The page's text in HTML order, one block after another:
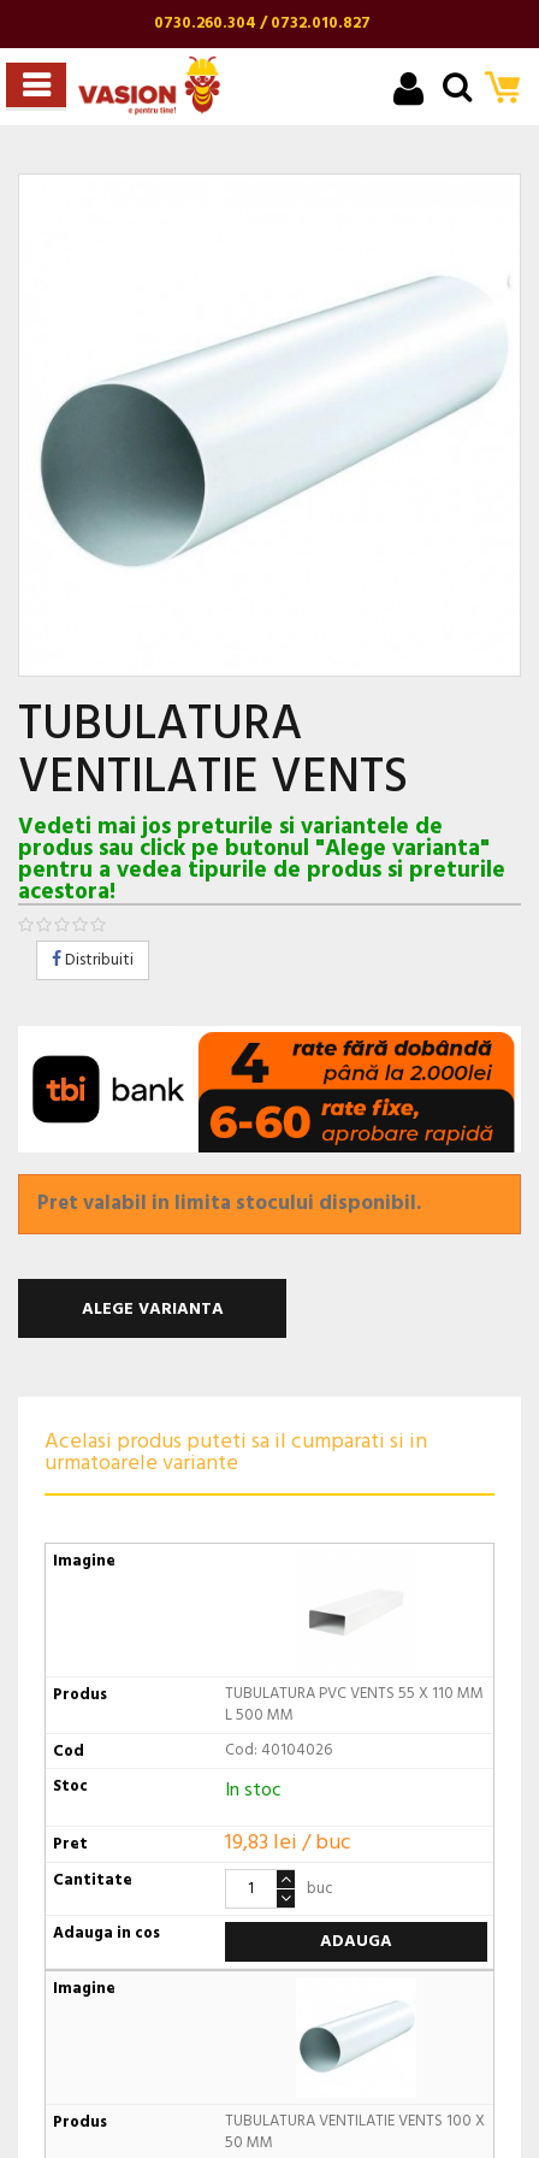
0730.260.304 / 0732.010.827
TUBULATURA
VENTILATIE VENTS
Vedeti mai jos preturile si variantele de
produs sau click pe butonul "Alege varianta"
pentru a vedea tipurile de produs si preturile
acestora!
Distribuiti
Pret valabil in limita stocului disponibil.
ALEGE VARIANTA
Acelasi produs puteti sa il cumparati si in
urmatoarele variante
TUBULATURA PVC VENTS 55 X 110 MM
L 500 MM
Cod: 40104026
In stoc
19,83 lei / buc
buc
ADAUGA
TUBULATURA VENTILATIE VENTS 100 X
50 MM